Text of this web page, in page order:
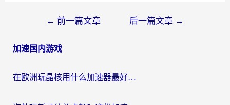
导
← 前一篇文章 后一篇文章 →
加速国内游戏
在欧洲玩晶核用什么加速器最好呢？一个老玩家的真心话